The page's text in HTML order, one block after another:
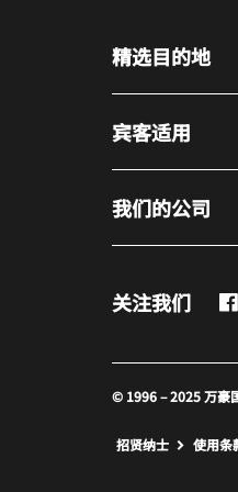
精选目的地
宾客适用
我们的公司
关注我们
© 1996 – 2025 万豪
招贤纳士 使用条